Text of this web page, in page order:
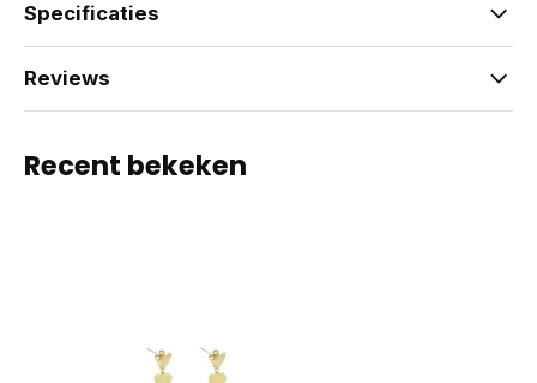
Specificaties
Reviews
Recent bekeken